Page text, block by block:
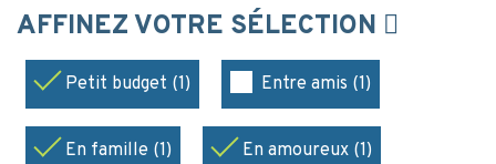
AFFINEZ VOTRE SÉLECTION
Petit budget (1) Entre amis (1)
En famille (1) En amoureux (1)